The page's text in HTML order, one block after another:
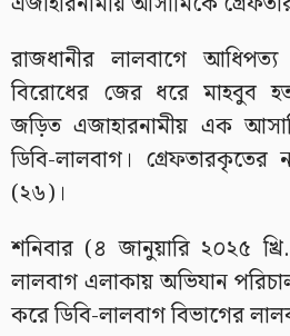
রাজধানীর লালবাগে আধিপত্য
বিরোধের জের ধরে মাহবুব
জড়িত এজাহারনামীয় এক
ডিবি-লালবাগ।
(২৬)।
শনিবার (৪ জানুয়ারি ২০২৫
লালবাগ এলাকায় অভিযান
করে ডিবি-লালবাগ বিভাগের